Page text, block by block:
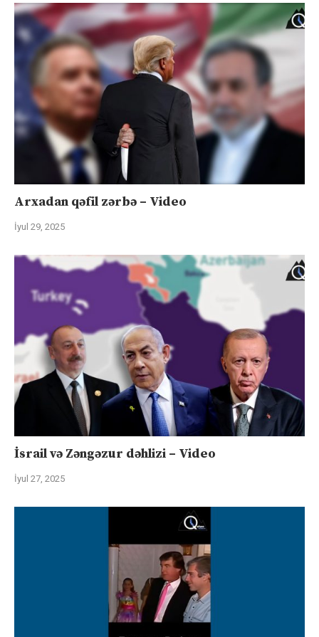
Arxadan qəfil zərbə – Video
İyul 29, 2025
İsrail və Zəngəzur dəhlizi – Video
İyul 27, 2025